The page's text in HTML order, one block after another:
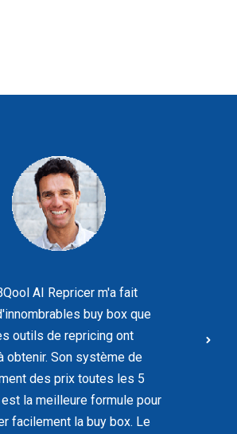
AI Repricer m'a fait
buy box que
outils de repricing ont
obtenir. Son système de
des prix toutes les 5
la meilleure formule pour
facilement la buy box. Le